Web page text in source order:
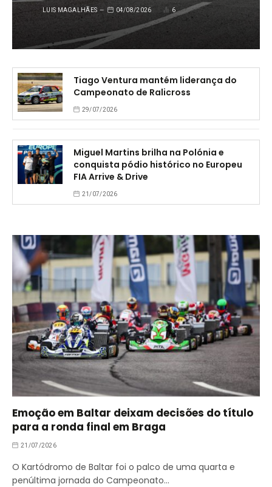
LUIS MAGALHÃES 04/08/2026 6
Tiago Ventura mantém liderança do
Campeonato de Ralicross
29/07/2026
Miguel Martins brilha na Polónia e
conquista pódio histórico no Europeu
FIA Arrive & Drive
21/07/2026
Emoção em Baltar deixam decisões do título
para a ronda final em Braga
21/07/2026
O Kartódromo de Baltar foi o palco de uma quarta e
penúltima jornada do Campeonato…